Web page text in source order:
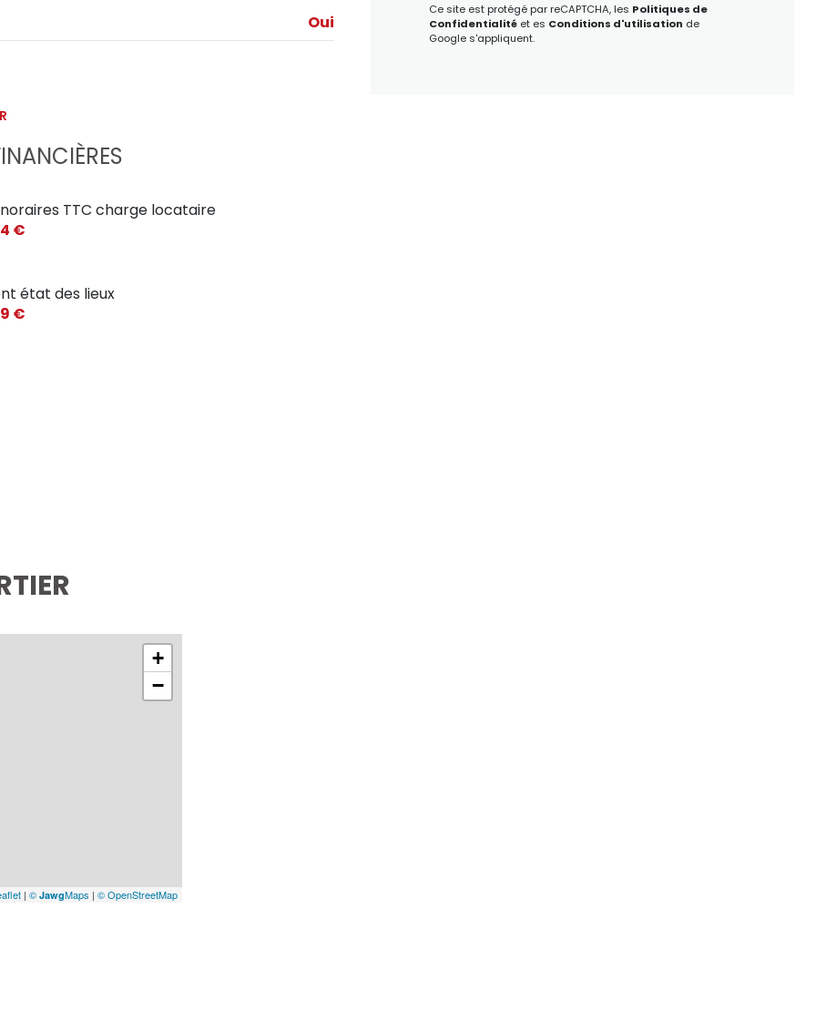
Oui
TTC charge locataire
€
état des lieux
€
Ce site est protégé par reCAPTCHA, les Politiques de
Confidentialitéet es Conditions d'utilisation de
Google s'appliquent.
+
−
| © JawgMaps | © OpenStreetMap